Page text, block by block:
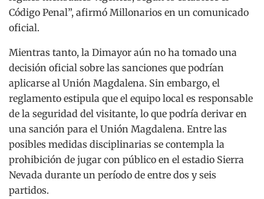
Código Penal”, afirmó Millonarios en un comunicado
oficial.
Mientras tanto, la Dimayor aún no ha tomado una
decisión oficial sobre las sanciones que podrían
aplicarse al Unión Magdalena. Sin embargo, el
reglamento estipula que el equipo local es responsable
de la seguridad del visitante, lo que podría derivar en
una sanción para el Unión Magdalena. Entre las
posibles medidas disciplinarias se contempla la
prohibición de jugar con público en el estadio Sierra
Nevada durante un período de entre dos y seis
partidos.